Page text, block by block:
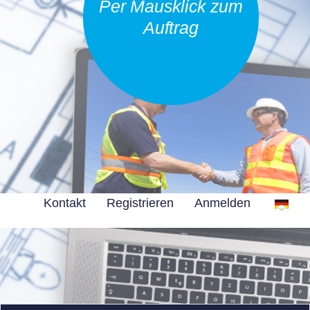
Per Mausklick zum
Auftrag
Kontakt Registrieren Anmelden